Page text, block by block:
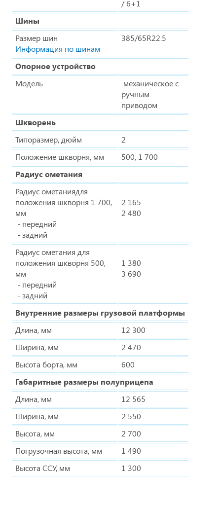
/ 6+1
Шины
Размер шин
Информация по шинам
385/65R22.5
Опорное устройство
Модель
механическое с
ручным
приводом
Шкворень
Типоразмер, дюйм
2
Положение шкворня, мм
500, 1 700
Радиус ометания
Радиус ометаниядля
положения шкворня 1 700,
мм
- передний
- задний
2 165
2 480
Радиус ометания для
положения шкворня 500,
мм
- передний
- задний
1 380
3 690
Внутренние размеры грузовой платформы
Длина, мм
12 300
Ширина, мм
2 470
Высота борта, мм
600
Габаритные размеры полуприцепа
Длина, мм
12 565
Ширина, мм
2 550
Высота, мм
2 700
Погрузочная высота, мм
1 490
Высота ССУ, мм
1 300